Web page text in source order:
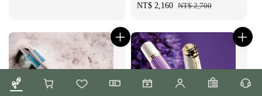
Sale
NT$ 2,160 Regular
NT$ 2,700